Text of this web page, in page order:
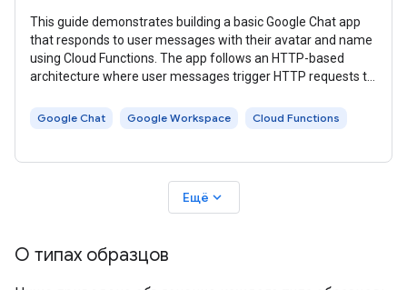
This guide demonstrates building a basic Google Chat app
that responds to user messages with their avatar and name
using Cloud Functions. The app follows an HTTP-based
architecture where user messages trigger HTTP requests to
Google Chat Google Workspace Cloud Functions
Ещё expand_more
О типах образцов